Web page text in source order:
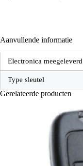
Aanvullende informatie
Electronica meegeleverd
Type sleutel
Gerelateerde producten